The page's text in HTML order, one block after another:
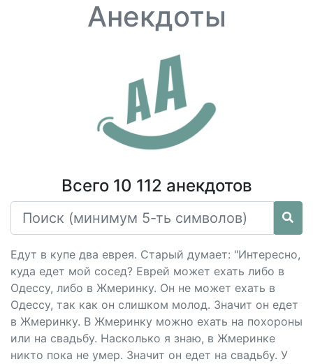
Анекдоты
Всего 10 112 анекдотов
Едут в купе два еврея. Старый думает: "Интересно,
куда едет мой сосед? Еврей может ехать либо в
Одессу, либо в Жмеринку. Он не может ехать в
Одессу, так как он слишком молод. Значит он едет
в Жмеринку. В Жмеринку можно ехать на похороны
или на свадьбу. Насколько я знаю, в Жмеринке
никто пока не умер. Значит он едет на свадьбу. У